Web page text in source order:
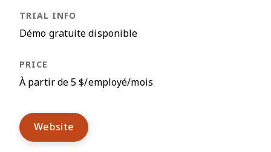
Démo gratuite disponible
À partir de 5 $/employé/mois
Website